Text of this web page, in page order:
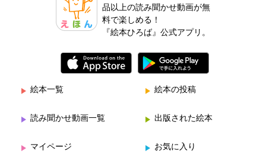
品以上の読み聞かせ動画が無
料で楽しめる！
『絵本ひろば』公式アプリ。
絵本一覧 絵本の投稿
読み聞かせ動画一覧 出版された絵本
マイページ お気に入り